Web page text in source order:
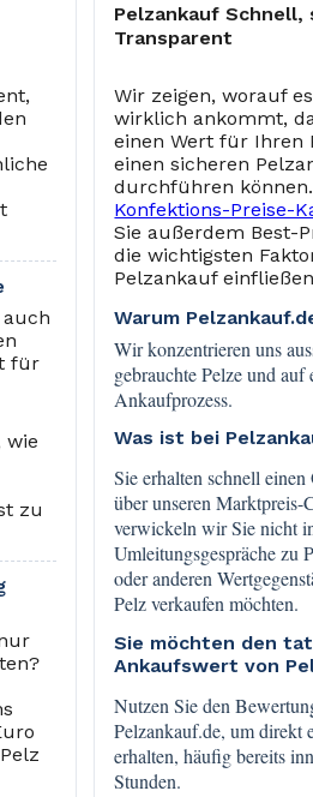
für
wie
zu
Pelzankauf Schnell,
Transparent
Wir zeigen, worauf
wirklich ankommt,
einen Wert für Ihren
einen sicheren
durchführen
Konfektions-Preise-
Sie außerdem Best-
die wichtigsten
Pelzankauf
Warum
Wir konzentrieren uns
gebrauchte Pelze und
Ankaufprozess.
Was ist bei
Sie erhalten schnell
über unseren Marktpreis-
verwickeln wir Sie nicht
Umleitungsgespräche zu
oder anderen
Pelz verkaufen möchten.
Sie möchten den
Ankaufswert von
Nutzen Sie den
Pelzankauf.de, um direkt
erhalten, häufig bereits
Stunden.